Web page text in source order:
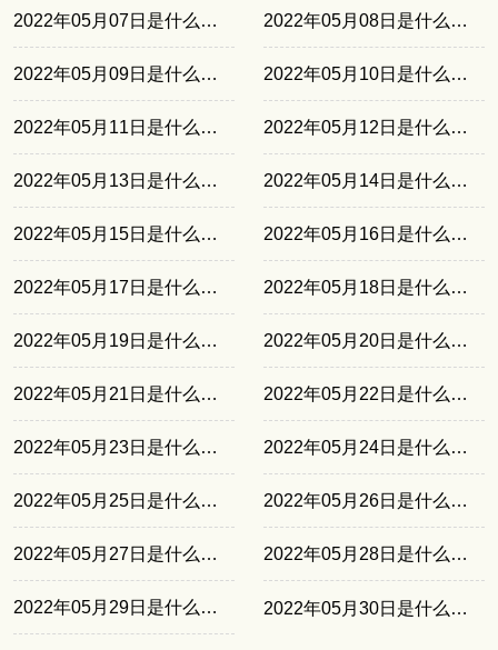
2022年05月07日是什么日子 2022年05月08日是什么日子
2022年05月09日是什么日子 2022年05月10日是什么日子
2022年05月11日是什么日子 2022年05月12日是什么日子
2022年05月13日是什么日子 2022年05月14日是什么日子
2022年05月15日是什么日子 2022年05月16日是什么日子
2022年05月17日是什么日子 2022年05月18日是什么日子
2022年05月19日是什么日子 2022年05月20日是什么日子
2022年05月21日是什么日子 2022年05月22日是什么日子
2022年05月23日是什么日子 2022年05月24日是什么日子
2022年05月25日是什么日子 2022年05月26日是什么日子
2022年05月27日是什么日子 2022年05月28日是什么日子
2022年05月29日是什么日子 2022年05月30日是什么日子